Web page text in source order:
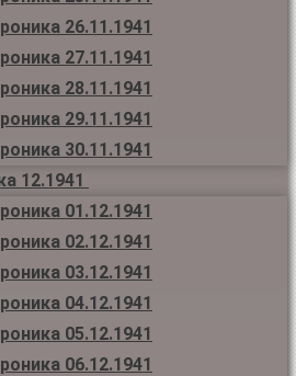
26.11.1941
27.11.1941
28.11.1941
29.11.1941
30.11.1941
12.1941
01.12.1941
02.12.1941
03.12.1941
04.12.1941
05.12.1941
06.12.1941